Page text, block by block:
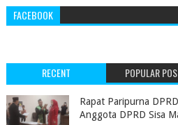
FACEBOOK
RECENT POPULAR
‎Rapat Paripurna
Anggota DPRD Sisa